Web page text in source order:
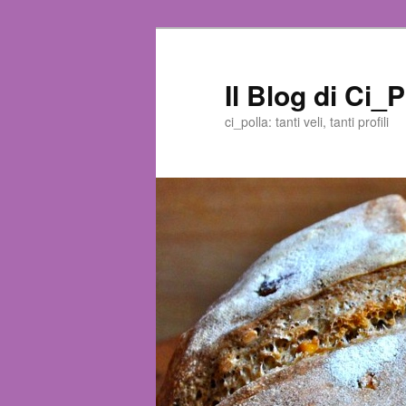
Il Blog di
ci_polla: tanti veli, tanti profili